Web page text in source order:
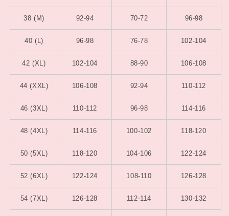
38 (M) 92-94 70-72 96-98
40 (L) 96-98 76-78 102-104
42 (XL) 102-104 88-90 106-108
44 (XXL) 106-108 92-94 110-112
46 (3XL) 110-112 96-98 114-116
48 (4XL) 114-116 100-102 118-120
50 (5XL) 118-120 104-106 122-124
52 (6XL) 122-124 108-110 126-128
54 (7XL) 126-128 112-114 130-132